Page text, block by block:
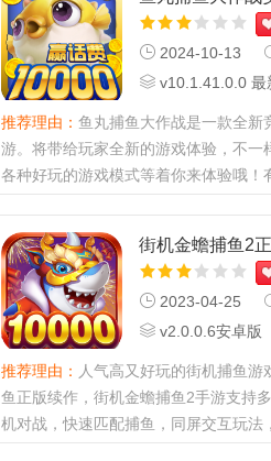
2024-10-13
v10.1.41.0.0 最
推荐理由： 鱼丸捕鱼大作战是一款全新
游。将带给玩家全新的游戏体验，不一
各种好玩的游戏模式等着你来体验哦！
街机金蟾捕鱼2
2023-04-25
v2.0.0.6安卓版
推荐理由： 人气高又好玩的街机捕鱼游
鱼正版续作，街机金蟾捕鱼2手游支持
机对战，快速匹配捕鱼，同屏交互玩法